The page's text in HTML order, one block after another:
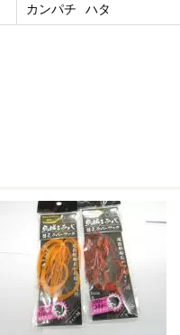
カンパチ ハタ